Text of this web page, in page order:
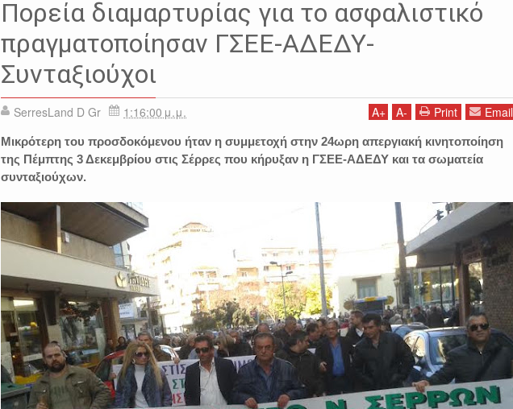
Πορεία διαμαρτυρίας για το ασφαλιστικό
πραγματοποίησαν ΓΣΕΕ-ΑΔΕΔΥ-
Συνταξιούχοι
SerresLand D Gr 1:16:00 μ.μ. A+ A- Print Email
Μικρότερη του προσδοκόμενου ήταν η συμμετοχή στην 24ωρη απεργιακή κινητοποίηση
της Πέμπτης 3 Δεκεμβρίου στις Σέρρες που κήρυξαν η ΓΣΕΕ-ΑΔΕΔΥ και τα σωματεία
συνταξιούχων.